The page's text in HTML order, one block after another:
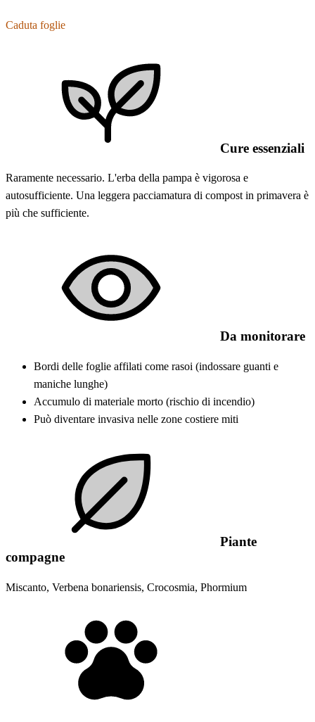
Caduta foglie
Cure essenziali
Raramente necessario. L'erba della pampa è vigorosa e
autosufficiente. Una leggera pacciamatura di compost in primavera è
più che sufficiente.
Da monitorare
Bordi delle foglie affilati come rasoi (indossare guanti e
maniche lunghe)
Accumulo di materiale morto (rischio di incendio)
Può diventare invasiva nelle zone costiere miti
Piante
compagne
Miscanto, Verbena bonariensis, Crocosmia, Phormium